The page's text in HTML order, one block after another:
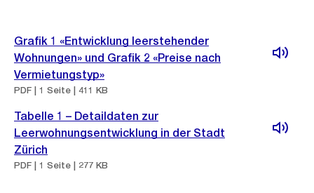
Weitere
Informationen
Grafik 1 «Entwicklung leerstehender
Wohnungen» und Grafik 2 «Preise nach
Vermietungstyp»
PDF | 1 Seite | 411 KB
Tabelle 1 – Detaildaten zur
Leerwohnungsentwicklung in der Stadt
Zürich
PDF | 1 Seite | 277 KB